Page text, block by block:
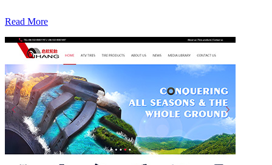
Read More